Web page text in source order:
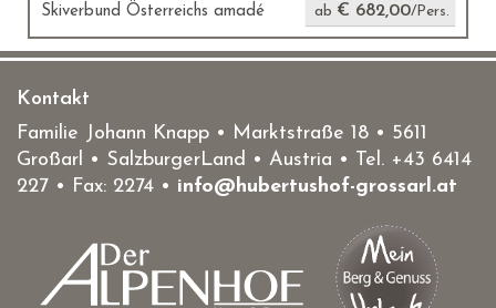
Skiverbund Österreichs amadé
ab € 682,00/Pers.
Kontakt
Familie Johann Knapp • Marktstraße 18 • 5611
Großarl
• SalzburgerLand • Austria • Tel. +43 6414
227 • Fax: 2274 • info@hubertushof-grossarl.at